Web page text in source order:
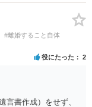
来る」と「通知義務
た事は相手に通知が
費の見直しは適宜出
はそのとおりかと思
するので毎年見直す
#離婚すること自体
役にたった 2
言書作成）をせず、